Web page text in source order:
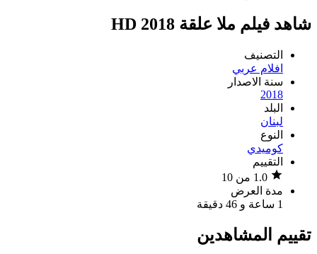
شاهد فيلم ملا علقة 2018 HD
التصنيف
افلام عربي
سنة الاصدار
2018
البلد
لبنان
النوع
كوميدي
التقييم
مدة العرض
1 ساعة و 46 دقيقة
تقييم المشاهدين